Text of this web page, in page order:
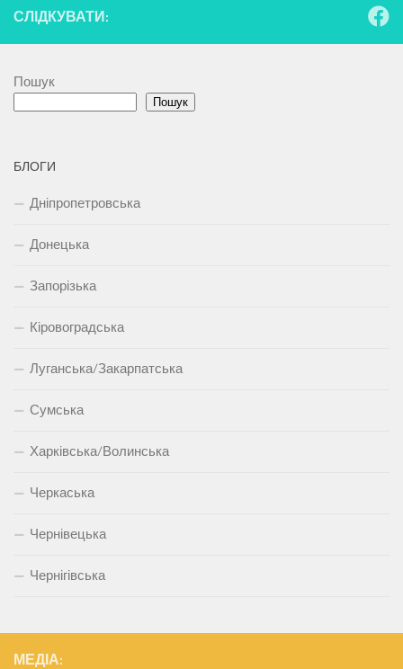
СЛІДКУВАТИ:
Пошук
Пошук
БЛОГИ
Дніпропетровська
Донецька
Запорізька
Кіровоградська
Луганська/Закарпатська
Сумська
Харківська/Волинська
Черкаська
Чернівецька
Чернігівська
МЕДІА: